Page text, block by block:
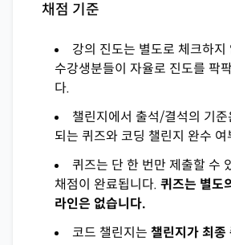
채점 기준
강의 진도는 별도로 체크하지
수강생분들이 자율로 진도를 팍
다.
챌린지에서 출석/결석의 기
되는 퀴즈와 코딩 챌린지 완수 여
퀴즈는 단 한 번만 제출할 수
채점이 완료됩니다. 퀴즈는 별도
라인은 없습니다.
코드 챌린지는 챌린지가 최종